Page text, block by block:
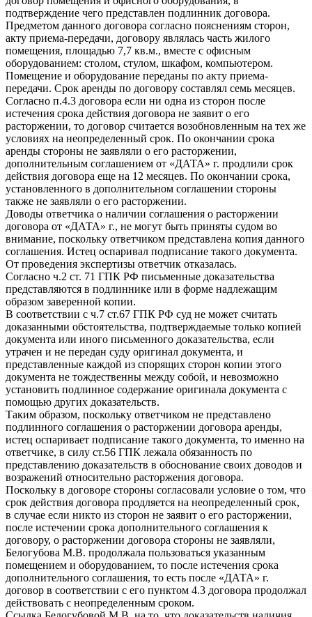
подтверждение чего представлен подлинник договора.
Предметом данного договора согласно пояснениям сторон,
акту приема-передачи, договору являлась часть жилого
помещения, площадью 7,7 кв.м., вместе с офисным
оборудованием: столом, стулом, шкафом, компьютером.
Помещение и оборудование переданы по акту приема-
передачи. Срок аренды по договору составлял семь месяцев.
Согласно п.4.3 договора если ни одна из сторон после
истечения срока действия договора не заявит о его
расторжении, то договор считается возобновленным на тех же
условиях на неопределенный срок. По окончании срока
аренды стороны не заявляли о его расторжении,
дополнительным соглашением от «ДАТА» г. продлили срок
действия договора еще на 12 месяцев. По окончании срока,
установленного в дополнительном соглашении стороны
также не заявляли о его расторжении.
Доводы ответчика о наличии соглашения о расторжении
договора от «ДАТА» г., не могут быть приняты судом во
внимание, поскольку ответчиком представлена копия данного
соглашения. Истец оспаривал подписание такого документа.
От проведения экспертизы ответчик отказалась.
Согласно ч.2 ст. 71 ГПК РФ письменные доказательства
представляются в подлиннике или в форме надлежащим
образом заверенной копии.
В соответствии с ч.7 ст.67 ГПК РФ суд не может считать
доказанными обстоятельства, подтверждаемые только копией
документа или иного письменного доказательства, если
утрачен и не передан суду оригинал документа, и
представленные каждой из спорящих сторон копии этого
документа не тождественны между собой, и невозможно
установить подлинное содержание оригинала документа с
помощью других доказательств.
Таким образом, поскольку ответчиком не представлено
подлинного соглашения о расторжении договора аренды,
истец оспаривает подписание такого документа, то именно на
ответчике, в силу ст.56 ГПК лежала обязанность по
представлению доказательств в обоснование своих доводов и
возражений относительно расторжения договора.
Поскольку в договоре стороны согласовали условие о том, что
срок действия договора продляется на неопределенный срок,
в случае если никто из сторон не заявит о его расторжении,
после истечении срока дополнительного соглашения к
договору, о расторжении договора стороны не заявляли,
Белогубова М.В. продолжала пользоваться указанным
помещением и оборудованием, то после истечения срока
дополнительного соглашения, то есть после «ДАТА» г.
договор в соответствии с его пунктом 4.3 договора продолжал
действовать с неопределенным сроком.